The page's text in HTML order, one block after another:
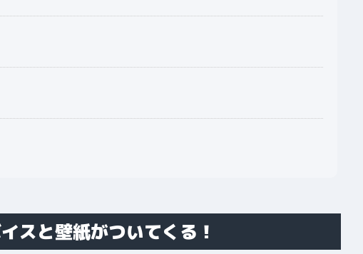
スと壁紙がついてくる！